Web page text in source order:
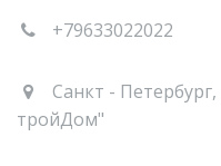
+79633022022
Санкт - Петербург,
тройДом"